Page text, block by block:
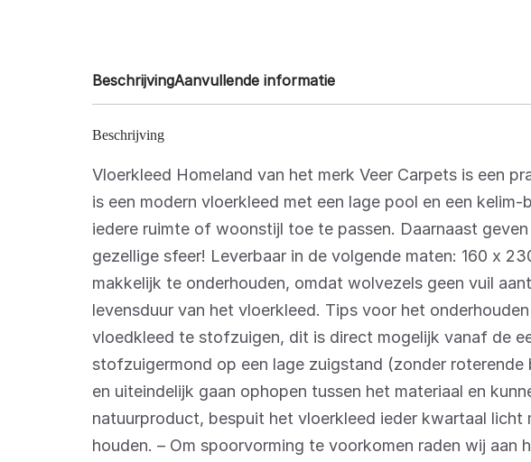
BeschrijvingAanvullende informatie
Beschrijving
Vloerkleed Homeland van het merk Veer Carpets is een
is een modern vloerkleed met een lage pool en een
iedere ruimte of woonstijl toe te passen. Daarnaast
gezellige sfeer! Leverbaar in de volgende maten: 160 x
makkelijk te onderhouden, omdat wolvezels geen vuil
levensduur van het vloerkleed. Tips voor het
vloedkleed te stofzuigen, dit is direct mogelijk vanaf de
stofzuigermond op een lage zuigstand (zonder
en uiteindelijk gaan ophopen tussen het materiaal en
natuurproduct, bespuit het vloerkleed ieder kwartaal
houden. – Om spoorvorming te voorkomen raden wij aan